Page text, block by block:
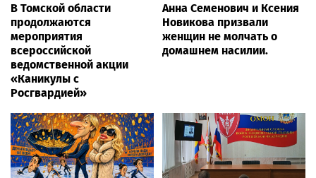
В Томской области
продолжаются
мероприятия
всероссийской
ведомственной акции
«Каникулы с
Росгвардией»
Анна Семенович и Ксения
Новикова призвали
женщин не молчать о
домашнем насилии.